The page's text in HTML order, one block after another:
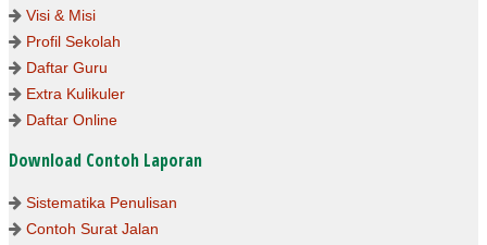
Visi & Misi
Profil Sekolah
Daftar Guru
Extra Kulikuler
Daftar Online
Download Contoh Laporan
Sistematika Penulisan
Contoh Surat Jalan